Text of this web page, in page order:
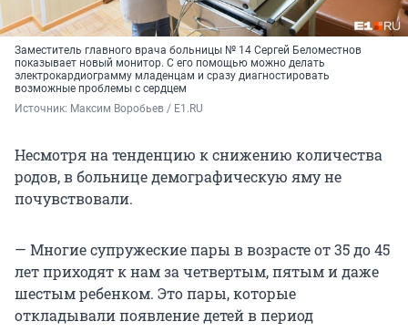
Заместитель главного врача больницы № 14 Сергей Беломестнов
показывает новый монитор. С его помощью можно делать
электрокардиограмму младенцам и сразу диагностировать
возможные проблемы с сердцем
Источник: Максим Воробьев / E1.RU
Несмотря на тенденцию к снижению количества
родов, в больнице демографическую яму не
почувствовали.
— Многие супружеские пары в возрасте от 35 до 45
лет приходят к нам за четвертым, пятым и даже
шестым ребенком. Это пары, которые
откладывали появление детей в период